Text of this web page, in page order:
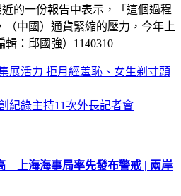
近的一份報告中表示，「這個過程
（中國）通貨緊縮的壓力，今年上
：邱國強）1140310
展活力 拒月經羞恥、女生剃寸頭
紀錄主持11次外長記者會
上海海事局率先發布警戒 | 兩岸